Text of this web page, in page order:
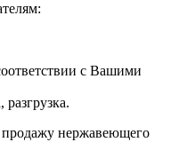
с Вашими
разгрузка.
нержавеющего